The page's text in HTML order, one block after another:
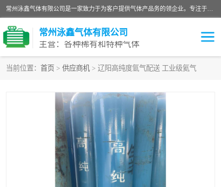
常州泳鑫气体有限公司是一家致力于为客户提供气体产品务的领企业。专注于环氧乙烷剂、环氧乙烷、高纯气体以及稀有和特种气体的研发、生产、销售和配送，产品广泛应用于医疗、电子、科研、化工、食品等多个领域。主要产品有：环氧乙烷灭菌剂，环氧乙烷，高纯氩，氮，氪，氙，氖，氘，笑，氦，氢，氧等各种稀有和特种气体。
常州泳鑫气体有限公司
主营：各种稀有和特种气体
当前位置： 首页 > 供应商机 > 辽阳高纯度氩气配送 工业级氦气
环氧乙烷灭菌剂 高纯氩气